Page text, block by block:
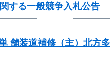
する一般競争入札公告
舗装道補修（主）北方